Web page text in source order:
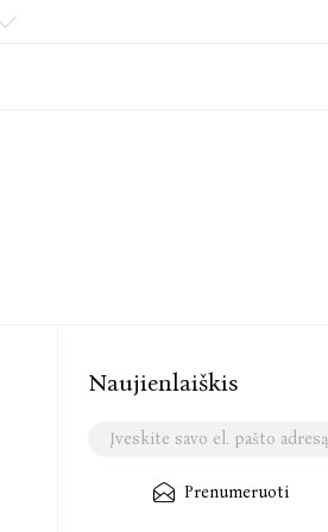
Naujienlaiškis
Prenumeruoti